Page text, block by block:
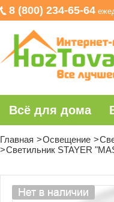
8 (800) 234-65-64
Всё для дома
Главная Освещение
Светильник STAYER